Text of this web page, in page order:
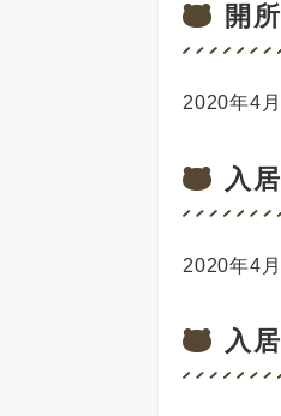
開
2020年4
入
2020年4
入